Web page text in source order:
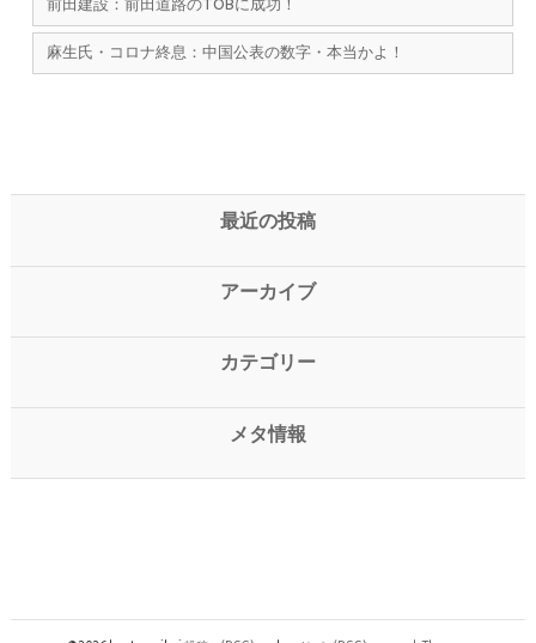
麻生氏・コロナ終息：中国公表の数字・本当かよ！
最近の投稿
アーカイブ
カテゴリー
メタ情報